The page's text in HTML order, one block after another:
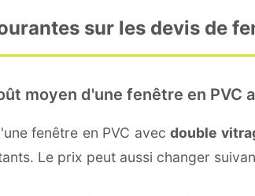
sur les devis de
moyen d'une fenêtre en PVC
fenêtre en PVC avecdouble
Le prix peut aussi changer